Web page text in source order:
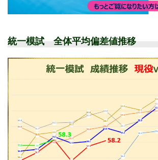
統一模試 全体平均偏差値推移